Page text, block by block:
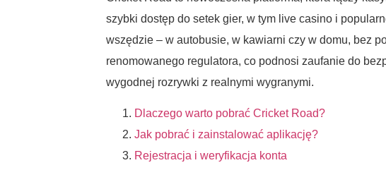
szybki dostęp do setek gier, w tym live casino i
wszędzie – w autobusie, w kawiarni czy w domu, bez
renomowanego regulatora, co podnosi zaufanie do
wygodnej rozrywki z realnymi wygranymi.
Dlaczego warto pobrać Cricket Road?
Jak pobrać i zainstalować aplikację?
Rejestracja i weryfikacja konta